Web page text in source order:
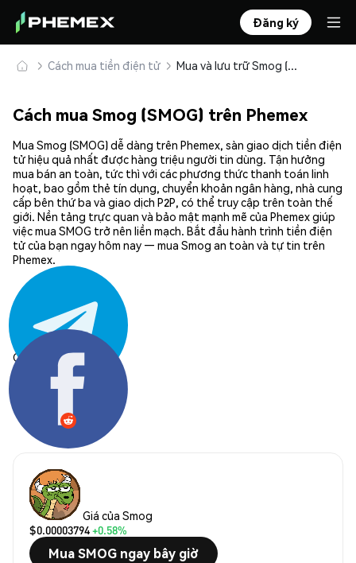
Đăng ký
Cách mua tiền điện tử Mua và lưu trữ Smog (SMOG) an toàn
Cách mua Smog (SMOG) trên Phemex
Mua Smog (SMOG) dễ dàng trên Phemex, sàn giao dịch tiền điện
tử hiệu quả nhất được hàng triệu người tin dùng. Tận hưởng
mua bán an toàn, tức thì với các phương thức thanh toán linh
hoạt, bao gồm thẻ tín dụng, chuyển khoản ngân hàng, nhà cung
cấp bên thứ ba và giao dịch P2P, có thể truy cập trên toàn thế
giới. Nền tảng trực quan và bảo mật mạnh mẽ của Phemex giúp
việc mua SMOG trở nên liền mạch. Bắt đầu hành trình tiền điện
tử của bạn ngay hôm nay — mua Smog an toàn và tự tin trên
Phemex.
Chia sẻ:
Giá của Smog
$0.00003794+0.58%
Mua SMOG ngay bây giờ